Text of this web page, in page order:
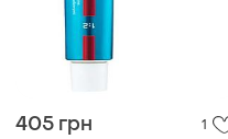
405 грн 1